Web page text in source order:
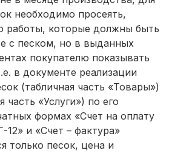
необходимо просеять,
работы, которые должны быть
с песком, но в выданных
покупателю показывать
в документе реализации
(табличная часть «Товары»)
часть «Услуги») по его
формах «Счет на оплату
и «Счет – фактура»
только песок, цена и